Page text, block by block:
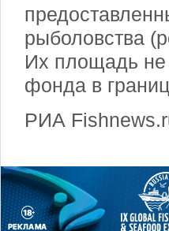
рыболовства
Их площадь не
фонда в
РИА